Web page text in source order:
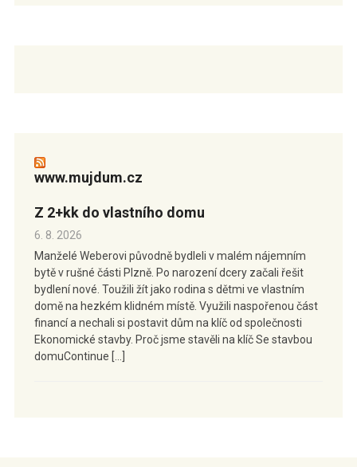
www.mujdum.cz
Z 2+kk do vlastního domu
6. 8. 2026
Manželé Weberovi původně bydleli v malém nájemním
bytě v rušné části Plzně. Po narození dcery začali řešit
bydlení nové. Toužili žít jako rodina s dětmi ve vlastním
domě na hezkém klidném místě. Využili naspořenou část
financí a nechali si postavit dům na klíč od společnosti
Ekonomické stavby. Proč jsme stavěli na klíč Se stavbou
domuContinue […]